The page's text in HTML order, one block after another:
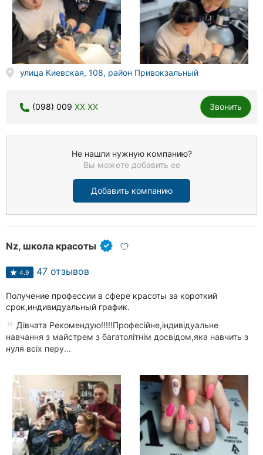
улица Киевская, 108, район Привокзальный
(098) 009 XX XX Звонить
Не нашли нужную компанию?
Вы можете добавить ее
Добавить компанию
Nz, школа красоты
4.9 47 отзывов
Получение профессии в сфере красоты за короткий
срок,индивидуальный график.
Дівчата Рекомендую!!!!!Професійне,індивідуальне
навчання з майстрем з багатолітнім досвідом,яка навчить з
нуля всіх перу...